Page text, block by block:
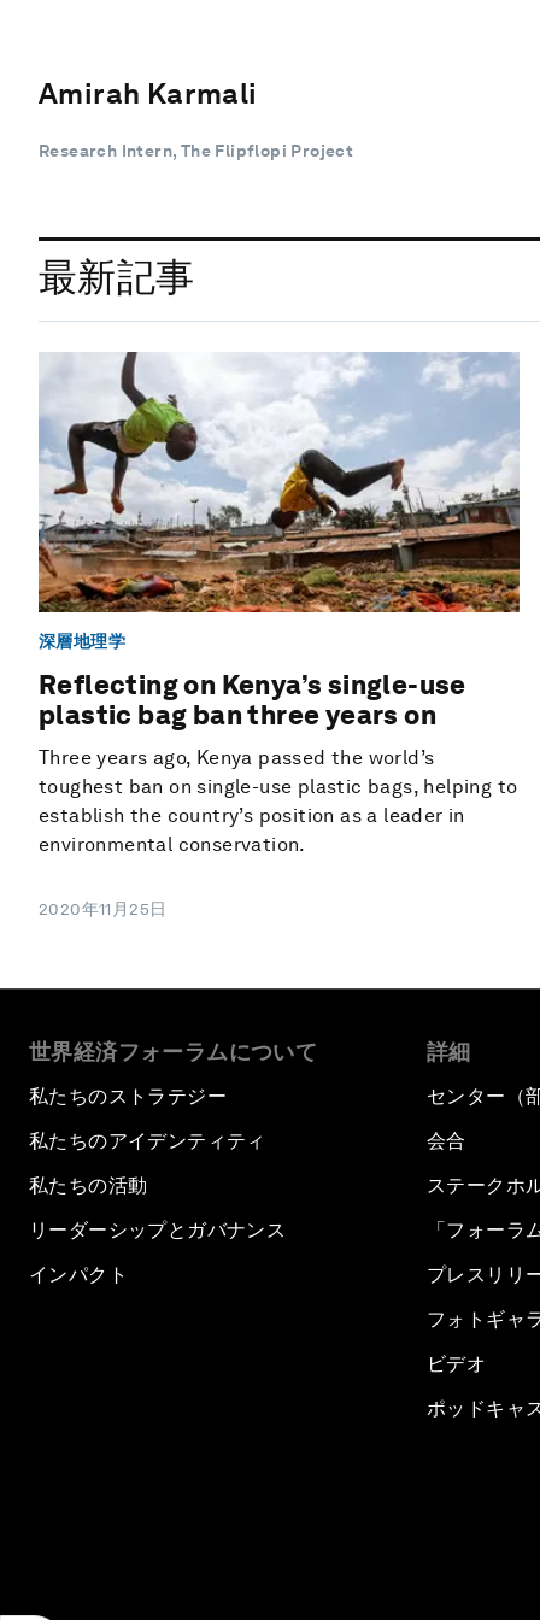
Amirah Karmali
Research Intern, The Flipflopi Project
最新記事
深層地理学
Reflecting on Kenya’s single-use
plastic bag ban three years on
Three years ago, Kenya passed the world’s
toughest ban on single-use plastic bags, helping to
establish the country’s position as a leader in
environmental conservation.
2020年11月25日
世界経済フォーラムについて
私たちのストラテジー
私たちのアイデンティティ
私たちの活動
リーダーシップとガバナンス
インパクト
詳細
センター（
会合
ステークホ
「フォーラ
プレスリリ
フォトギャ
ビデオ
ポッドキャ